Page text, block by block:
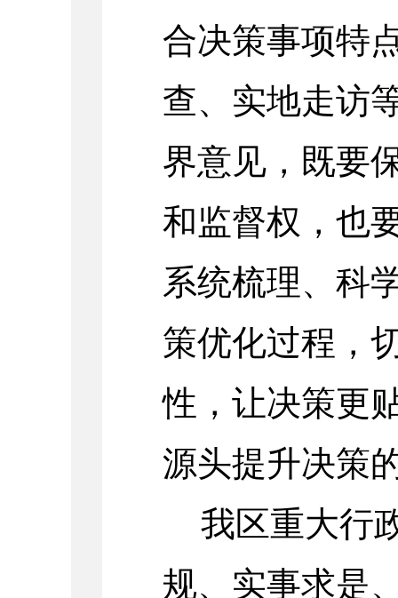
合决策事项特
查、实地走访
界意见，既要
和监督权，也
系统梳理、科
策优化过程，
性，让决策更
源头提升决策
我区重大行
规、实事求是